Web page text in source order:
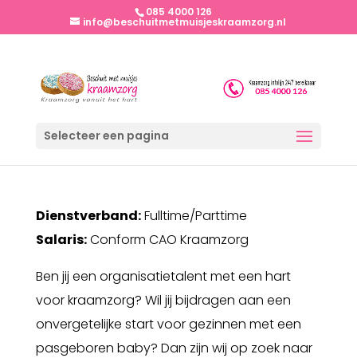
085 4000 126
info@beschuitmetmuisjeskraamzorg.nl
Selecteer een pagina
Dienstverband:Fulltime/Parttime
Salaris:Conform CAO Kraamzorg
Ben jij een organisatietalent met een hart
voor kraamzorg? Wil jij bijdragen aan een
onvergetelijke start voor gezinnen met een
pasgeboren baby? Dan zijn wij op zoek naar